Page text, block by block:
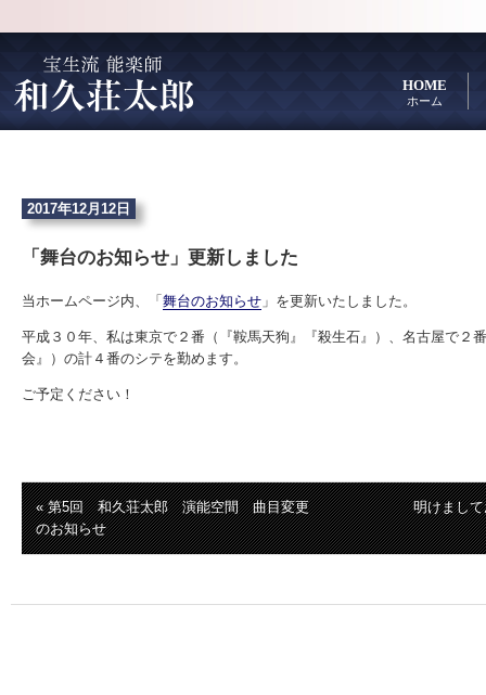
HOME
ホーム
2017年12月12日
「舞台のお知らせ」更新しました
当ホームページ内、「 舞台のお知らせ 」を更新いたしました。
平成３０年、私は東京で２番（『鞍馬天狗』『殺生石』）、名古屋で２
会』）の計４番のシテを勤めます。
ご予定ください！
« 第5回 和久荘太郎 演能空間 曲目変更
のお知らせ
明けまし